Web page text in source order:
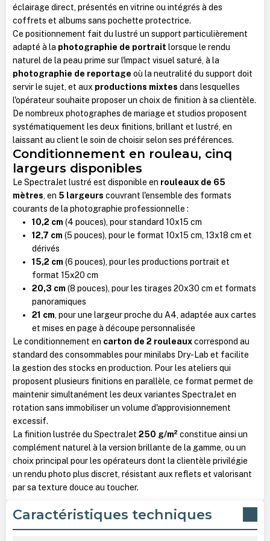
éclairage direct, présentés en vitrine ou intégrés à des
coffrets et albums sans pochette protectrice.
Ce positionnement fait du lustré un support particulièrement
adapté à la photographie de portrait lorsque le rendu
naturel de la peau prime sur l'impact visuel saturé, à la
photographie de reportage où la neutralité du support doit
servir le sujet, et aux productions mixtes dans lesquelles
l'opérateur souhaite proposer un choix de finition à sa clientèle.
De nombreux photographes de mariage et studios proposent
systématiquement les deux finitions, brillant et lustré, en
laissant au client le soin de choisir selon ses préférences.
Conditionnement en rouleau, cinq
largeurs disponibles
Le SpectraJet lustré est disponible en rouleaux de 65
mètres, en 5 largeurs couvrant l'ensemble des formats
courants de la photographie professionnelle :
10,2 cm (4 pouces), pour standard 10x15 cm
12,7 cm (5 pouces), pour le format 10x15 cm, 13x18 cm et
dérivés
15,2 cm (6 pouces), pour les productions portrait et
format 15x20 cm
20,3 cm (8 pouces), pour les tirages 20x30 cm et formats
panoramiques
21 cm, pour une largeur proche du A4, adaptée aux cartes
et mises en page à découpe personnalisée
Le conditionnement en carton de 2 rouleauxcorrespond au
standard des consommables pour minilabs Dry-Lab et facilite
la gestion des stocks en production. Pour les ateliers qui
proposent plusieurs finitions en parallèle, ce format permet de
maintenir simultanément les deux variantes SpectraJet en
rotation sans immobiliser un volume d'approvisionnement
excessif.
La finition lustrée du SpectraJet 250 g/m²constitue ainsi un
complément naturel à la version brillante de la gamme, ou un
choix principal pour les opérateurs dont la clientèle privilégie
un rendu photo plus discret, résistant aux reflets et valorisant
par sa texture douce au toucher.
Caractéristiques techniques